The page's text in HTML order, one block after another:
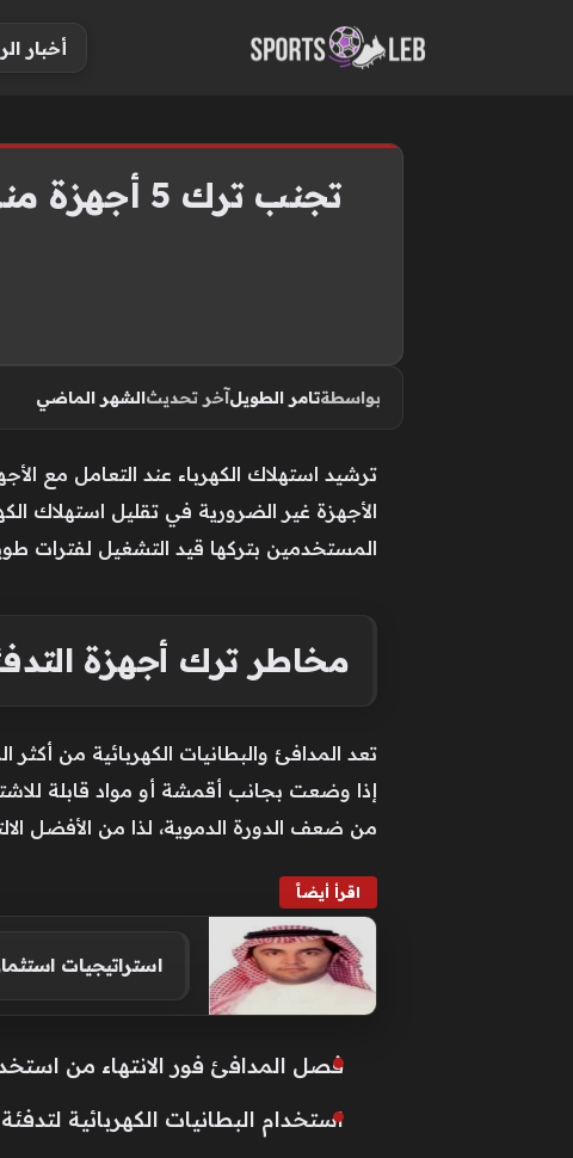
أخبار
تجنب ترك 5 أجهزة منزلية موصولة بمصدر الطاقة أثناء فترة النوم الطويلة
بواسطةتامر الطويلآخر تحديثالشهر الماضي
ترشيد استهلاك الكهرباء عند التعامل مع
الأجهزة غير الضرورية في تقليل استهلاك
المستخدمين بتركها قيد التشغيل لفترات
مخاطر ترك أجهزة
تعد المدافئ والبطانيات الكهربائية من
إذا وضعت بجانب أقمشة أو مواد قابلة
من ضعف الدورة الدموية، لذا من الأفضل
اقرأ أيضاً
استراتيجيات
فصل المدافئ فور الانتهاء من
استخدام البطانيات الكهربائية